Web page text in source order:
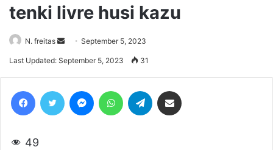
tenki livre husi kazu
N. freitas
SendSeptember 5, 2023
Last Updated: September 5, 2023 31
49